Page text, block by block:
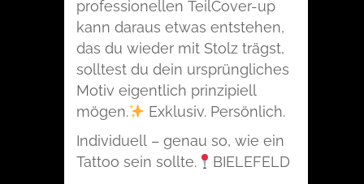
professionellen TeilCover-up
kann daraus etwas entstehen,
das du wieder mit Stolz trägst,
solltest du dein ursprüngliches
Motiv eigentlich prinzipiell
mögen.
Exklusiv. Persönlich.
Individuell – genau so, wie ein
Tattoo sein sollte.
BIELEFELD